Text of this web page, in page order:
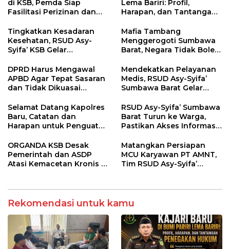
di KSB, Pemda Siap
Fasilitasi Perizinan dan
Regulasi
Lema Bariri: Profil,
Harapan, dan Tantangan
Tingkatkan Kesadaran
Kesehatan, RSUD Asy-
Syifa’ KSB Gelar
Melitus pada Lansia
Mafia Tambang
Menggerogoti Sumbawa
Barat, Negara Tidak Boleh
hingga WNA
DPRD Harus Mengawal
APBD Agar Tepat Sasaran
dan Tidak Dikuasai
Tertentu
Mendekatkan Pelayanan
Medis, RSUD Asy-Syifa’
Sumbawa Barat Gelar
Kesehatan di Taliwang
Selamat Datang Kapolres
Baru, Catatan dan
Harapan untuk Penguatan
RSUD Asy-Syifa’ Sumbawa
Barat Turun ke Warga,
Pastikan Akses Informasi
ORGANDA KSB Desak
Pemerintah dan ASDP
Atasi Kemacetan Kronis di
Matangkan Persiapan
MCU Karyawan PT AMNT,
Tim RSUD Asy-Syifa’
Rekomendasi untuk kamu